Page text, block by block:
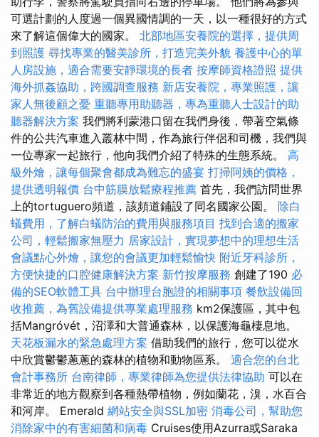
可選計劃的人度過一個異國情調的一天，以一種很好的方式
來了解這個偉大的國家。 北部地區安養院的選擇，提供周
到照護 尋找專業的醫美診所，打造完美外貌 養護中心的單
人房設施，適合需要安靜環境的長者 按摩師資格證照 提供
海外抓姦協助，跨國調查服務 新店安養院，專業照護，讓
家人無後顧之憂 重聽專用助聽器，專為重聽人士設計的助
聽器解決方案 我們將利蒙港口留在我們身後，帶著空氣條
件的公共汽車進入叢林中間，作為旅行伴侶和司機，我們與
一位專家一起旅行，他向我們介紹了特殊的生態系統。 高
級外燴，讓每個聚會都成為難忘的盛宴 打掃阿姨的價格，
提供透明報價 台中筋膜放鬆療程推薦 首先，我們訪問世界
上的tortuguero頻道，該頻道鋪設了同名國家公園。 除白
蟻費用，了解白蟻防治的費用與服務項目 找到合適的搬家
公司，輕鬆搬家無壓力 居家設計，實現夢想中的理想生活
會議點心外燴，讓您的會議更加輕鬆愉快 附近牙科診所，
方便快捷的口腔健康解決方案 新竹按摩服務 創建了190 必
備的SEO軟體工具 台中辦理台胞證的相關事項 餐飲設備回
收推薦，為舊設備提供專業處理服務 km2保護區，其中包
括Mangróvét，沼澤和大普通森林，以保護海龜棲息地。
天花板漏水的緊急處理方案 借助我們的旅行，您可以從水
中欣賞鬱鬱蔥蔥的森林的植物和動物區系。 適合您的台北
會計事務所 台南律師，專業律師為您提供法律協助 可以在
非常近的地方觀察到各種熱帶植物，例如蘭花，溴，水百合
和河岸。 Emerald 網站安全與SSL加密 消毒公司，幫助您
消除家中的有害細菌和病毒 Cruises使用Azurra或Saraka